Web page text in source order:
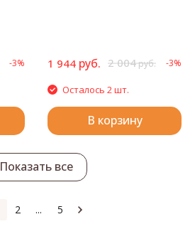
-3% 1 944 руб. 2 004руб. -3%
Осталось 2 шт.
В корзину
Показать все
2 ... 5